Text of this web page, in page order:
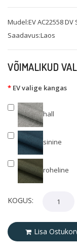
Mudel:EV AC22558
Saadavus:Laos
VÕIMALIKUD
EV valige kangas
hall
sinine
roheline
KOGUS:
Lisa